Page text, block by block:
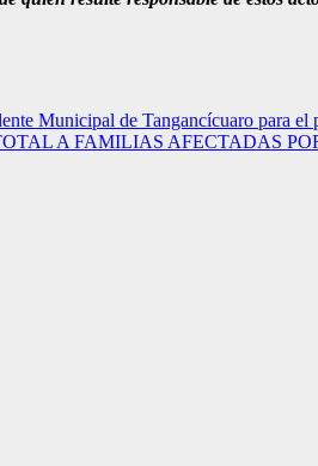
Municipal de Tangancícuaro para el
A FAMILIAS AFECTADAS